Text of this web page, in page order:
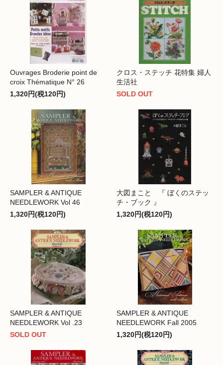
Ouvrages Broderie point de
croix Thématique N° 26
1,320円(税120円)
クロス・ステッチ 花特集 婦人
生活社
SOLD OUT
SAMPLER & ANTIQUE
NEEDLEWORK Vol 46
1,320円(税120円)
大図まこと 『 ぼくのステッ
チ・ブック 』
1,320円(税120円)
SAMPLER & ANTIQUE
NEEDLEWORK Vol .23
SOLD OUT
SAMPLER & ANTIQUE
NEEDLEWORK Fall 2005
1,320円(税120円)